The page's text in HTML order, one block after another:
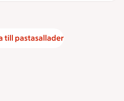
till pastasallader